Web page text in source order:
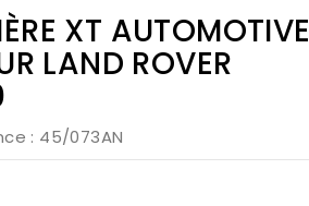
XT AUTOMOTIVE
LAND ROVER
: 45/073AN